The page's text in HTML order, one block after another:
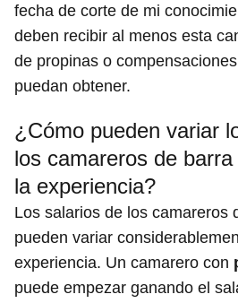
fecha de corte de mi
deben recibir al menos esta
de propinas o
puedan obtener.
¿Cómo pueden variar
los camareros de
la experiencia?
Los salarios de los camareros
pueden variar
experiencia. Un camarero con
puede empezar ganando el